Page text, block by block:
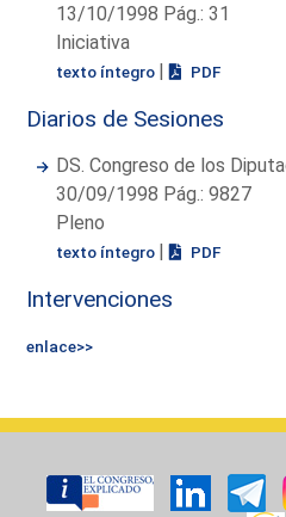
13/10/1998 Pág.: 31
Iniciativa
texto íntegro | PDF
Diarios de Sesiones
DS. Congreso de los
30/09/1998 Pág.: 9827
Pleno
texto íntegro | PDF
Intervenciones
enlace>>